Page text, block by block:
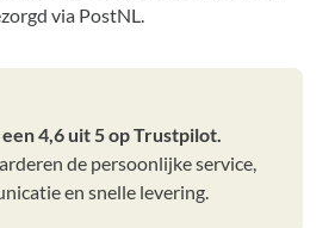
via PostNL.
4,6 uit 5 op Trustpilot.
de persoonlijke service,
en snelle levering.